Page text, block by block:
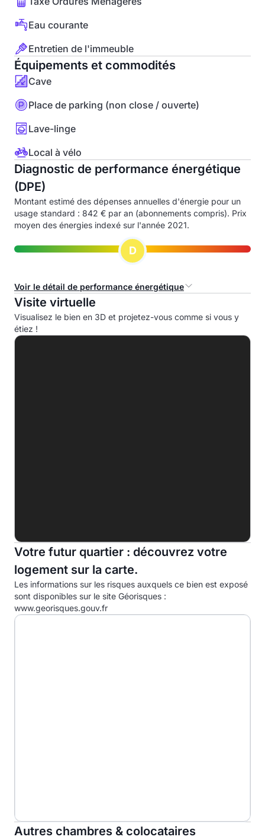
Eau courante
Entretien de l'immeuble
Équipements et commodités
Cave
Place de parking (non close / ouverte)
Lave-linge
Local à vélo
Diagnostic de performance énergétique
(DPE)
Montant estimé des dépenses annuelles d'énergie pour un
usage standard : 842 € par an (abonnements compris). Prix
moyen des énergies indexé sur l'année 2021.
D
Voir le détail de performance énergétique
Consommation d'énergie primaire (CEP)
A
C
D
E
F
Visite virtuelle
Visualisez le bien en 3D et projetez-vous comme si vous y
étiez !
Votre futur quartier : découvrez votre
logement sur la carte.
Les informations sur les risques auxquels ce bien est exposé
sont disponibles sur le site Géorisques :
www.georisques.gouv.fr
Autres chambres & colocataires